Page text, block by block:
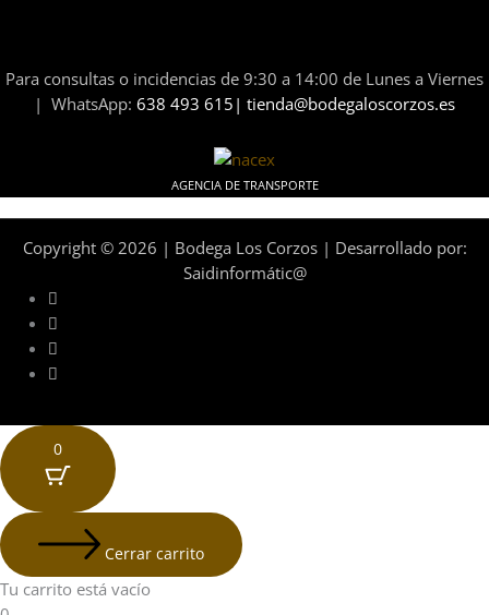
Para consultas o incidencias de 9:30 a 14:00 de Lunes a Viernes
| WhatsApp: 638 493 615| tienda@bodegaloscorzos.es
AGENCIA DE TRANSPORTE
Copyright © 2026 | Bodega Los Corzos | Desarrollado por:
Saidinformátic@
0
Cerrar carrito
Tu carrito está vacío